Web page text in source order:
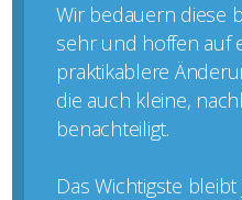
Wir bedauern diese
sehr und hoffen auf
praktikablere
die auch kleine,
benachteiligt.
Das Wichtigste